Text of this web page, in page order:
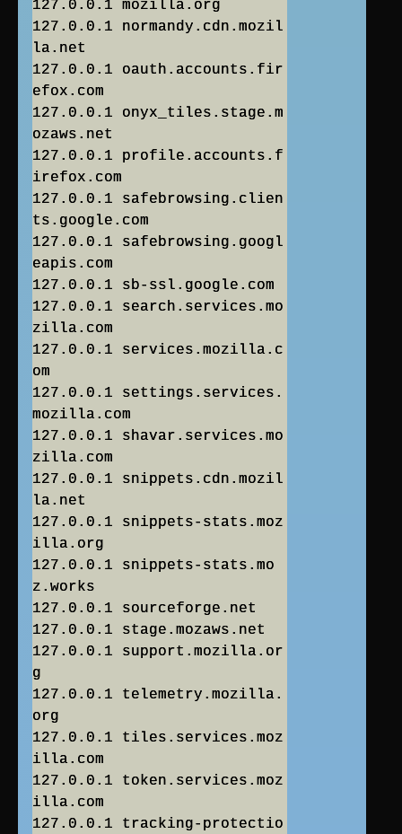
127.0.0.1 mozilla.org
127.0.0.1 normandy.cdn.mozil
la.net
127.0.0.1 oauth.accounts.fir
efox.com
127.0.0.1 onyx_tiles.stage.m
ozaws.net
127.0.0.1 profile.accounts.f
irefox.com
127.0.0.1 safebrowsing.clien
ts.google.com
127.0.0.1 safebrowsing.googl
eapis.com
127.0.0.1 sb-ssl.google.com
127.0.0.1 search.services.mo
zilla.com
127.0.0.1 services.mozilla.c
om
127.0.0.1 settings.services.
mozilla.com
127.0.0.1 shavar.services.mo
zilla.com
127.0.0.1 snippets.cdn.mozil
la.net
127.0.0.1 snippets-stats.moz
illa.org
127.0.0.1 snippets-stats.mo
z.works
127.0.0.1 sourceforge.net
127.0.0.1 stage.mozaws.net
127.0.0.1 support.mozilla.or
g
127.0.0.1 telemetry.mozilla.
org
127.0.0.1 tiles.services.moz
illa.com
127.0.0.1 token.services.moz
illa.com
127.0.0.1 tracking-protectio